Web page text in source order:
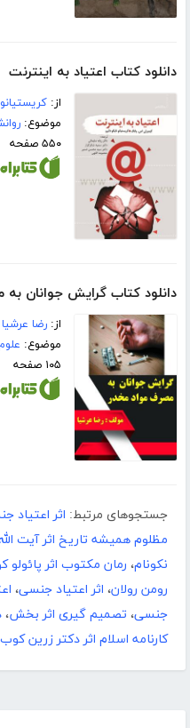
دانلود کتاب اعتیاد به اینترنت
از:
موضوع:
۵۵۰ صفحه
دانلود کتاب گرایش جوانان
از:رضا عرشیا
موضوع:
۱۰۵ صفحه
جستجوهای مرتبط: اثر اعتیاد
مظلوم همیشه تاریخ اثر آیت
نکونام، رمان مکتوب اثر پائولو
رومن رولان، اثر اعتیاد جنسی،
جنسی، تصمیم گیری اثر بخش،
کارنامه اسلام اثر دکتر زرین کوب